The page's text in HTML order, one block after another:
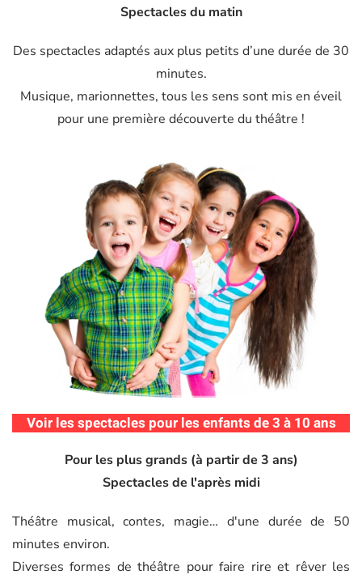
Spectacles du matin
Des spectacles adaptés aux plus petits d’une durée de 30
minutes.
Musique, marionnettes, tous les sens sont mis en éveil
pour une première découverte du théâtre !
Voir les spectacles pour les enfants de 3 à 10 ans
Pour les plus grands (à partir de 3 ans)
Spectacles de l'après midi
Théâtre musical, contes, magie… d'une durée de 50
minutes environ.
Diverses formes de théâtre pour faire rire et rêver les